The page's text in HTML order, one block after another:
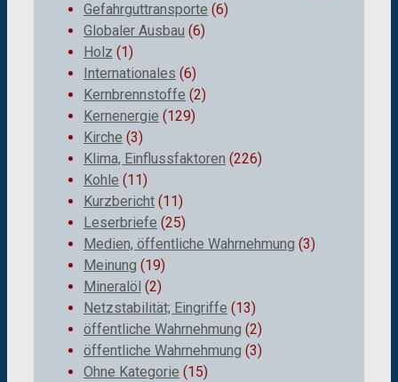
Gefahrguttransporte (6)
Globaler Ausbau (6)
Holz (1)
Internationales (6)
Kernbrennstoffe (2)
Kernenergie (129)
Kirche (3)
Klima, Einflussfaktoren (226)
Kohle (11)
Kurzbericht (11)
Leserbriefe (25)
Medien, öffentliche Wahrnehmung (3)
Meinung (19)
Mineralöl (2)
Netzstabilität; Eingriffe (13)
öffentliche Wahrnehmung (2)
öffentliche Wahrnehmung (3)
Ohne Kategorie (15)